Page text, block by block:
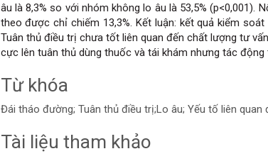
viết
âu là 8,3% so với nhóm không lo âu là 53,5% (p<0,001).
theo được chỉ chiếm 13,3%. Kết luận: kết quả kiểm
Tuân thủ điều trị chưa tốt liên quan đến chất lượng tư
cực lên tuân thủ dùng thuốc và tái khám nhưng tác
Từ khóa
Đái tháo đường; Tuân thủ điều trị;Lo âu; Yếu tố liên quan
Chi
Tài liệu tham khảo